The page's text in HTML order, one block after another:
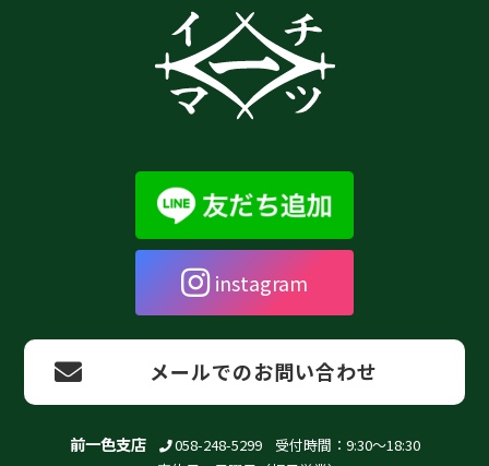
instagram
メールでのお問い合わせ
前一色支店 058-248-5299
受付時間：9:30～18:30